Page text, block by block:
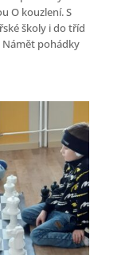
O kouzlení. S
školy i do tříd
Námět pohádky